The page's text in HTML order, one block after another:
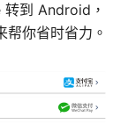
到 Android，
你省时省力。